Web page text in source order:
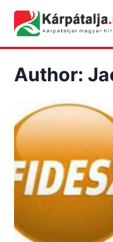
content
Author: